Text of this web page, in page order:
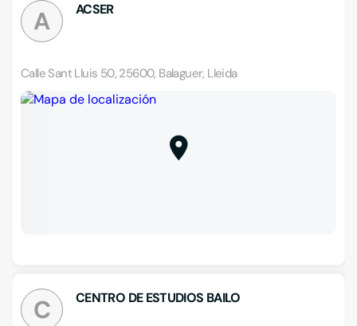
A ACSER
Calle Sant Lluis 50, 25600, Balaguer, Lleida
C CENTRO DE ESTUDIOS BAILO